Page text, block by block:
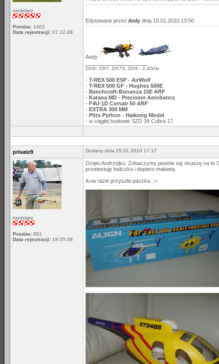
modelarz
Postów: 1402
Data rejestracji: 07.12.08
Edytowane przez Andy dnia 15.01.2010 13:50
Andy
DX6i, DX7, DX7S, DX9 - 2.4GHz
- T-REX 500 ESP - AirWolf
- T-REX 500 GF - Hughes 500E
- Beechcraft-Bonanza 15E ARF
- Katana MD - Precision Aerobatics
- F4U-1D Corsair 50 ARF
- EXTRA 300 MM
- Pitts Python - Haikong Model
- w ciągłej budowie SZD 39 Cobra 17
private9 Dodany dnia 15.01.2010 17:17
modelarz
Postów: 891
Data rejestracji: 18.05.08
Dzięki Andrzejku. Zobaczymy pewnie się skuszę na te
przetestuję heliczka i dopiero makieta.
A na razie przyszła paczka. ;>